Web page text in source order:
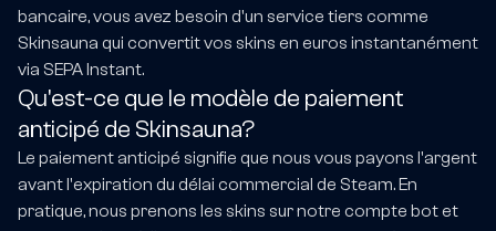
bancaire, vous avez besoin d'un service tiers comme
Skinsauna qui convertit vos skins en euros instantanément
via SEPA Instant.
Qu'est-ce que le modèle de paiement
anticipé de Skinsauna?
Le paiement anticipé signifie que nous vous payons l'argent
avant l'expiration du délai commercial de Steam. En
pratique, nous prenons les skins sur notre compte bot et